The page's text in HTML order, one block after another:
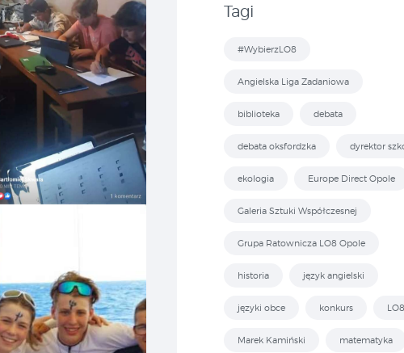
Tagi
#WybierzLO8
Angielska Liga Zadaniowa
biblioteka debata
debata oksfordzka dyrektor
ekologia Europe Direct Opole
Galeria Sztuki Współczesnej
Grupa Ratownicza LO8 Opole
historia język angielski
języki obce konkurs LO8
Marek Kamiński matematyka